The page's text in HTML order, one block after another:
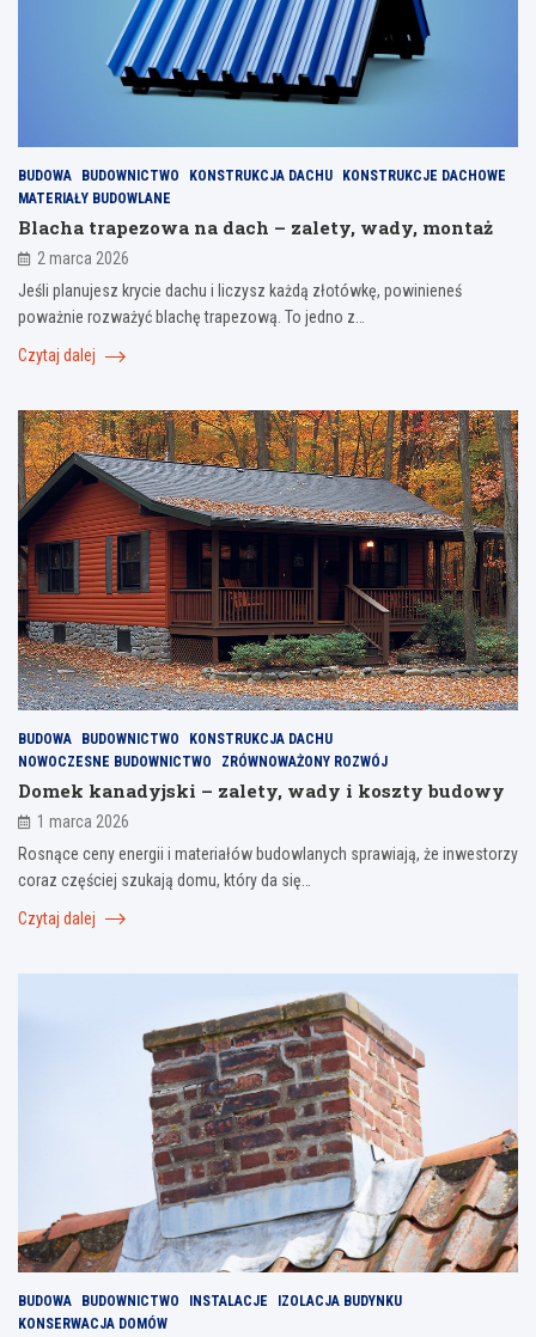
BUDOWA BUDOWNICTWO KONSTRUKCJA DACHU
KONSTRUKCJE DACHOWE
MATERIAŁY BUDOWLANE
Blacha trapezowa na dach – zalety, wady, montaż
2 marca 2026
Jeśli planujesz krycie dachu i liczysz każdą złotówkę, powinieneś
poważnie rozważyć blachę trapezową. To jedno z…
Czytaj dalej
BUDOWA BUDOWNICTWO
KONSTRUKCJA DACHU
NOWOCZESNE BUDOWNICTWO
ZRÓWNOWAŻONY ROZWÓJ
Domek kanadyjski – zalety, wady i koszty budowy
1 marca 2026
Rosnące ceny energii i materiałów budowlanych sprawiają, że inwestorzy
coraz częściej szukają domu, który da się…
Czytaj dalej
BUDOWA BUDOWNICTWO INSTALACJE
IZOLACJA BUDYNKU
KONSERWACJA DOMÓW